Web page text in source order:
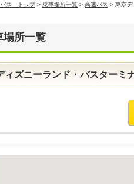
バス トップ> 乗車場所一覧 > 高速バス > 東京
場所一覧
ィズニーランド・バスター